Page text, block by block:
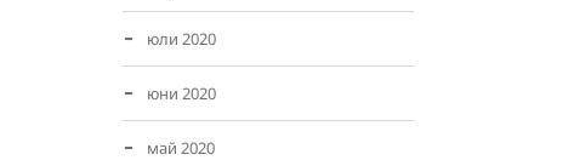
юли 2020
юни 2020
май 2020